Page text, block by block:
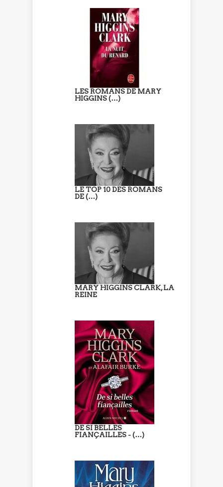
LES ROMANS DE MARY
HIGGINS (…)
LE TOP 10 DES ROMANS
DE (…)
MARY HIGGINS CLARK, LA
REINE
DE SI BELLES
FIANÇAILLES - (…)